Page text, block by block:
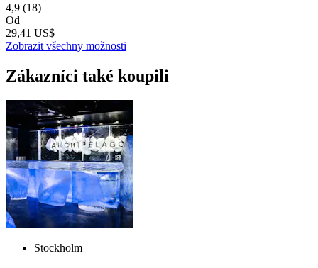
4,9 (18)
Od
29,41 US$
Zobrazit všechny možnosti
Zákazníci také koupili
Stockholm